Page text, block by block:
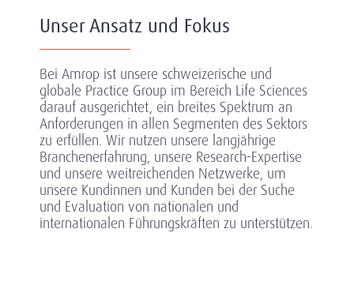
Unser Ansatz und Fokus
Bei Amrop ist unsere schweizerische und
globale Practice Group im Bereich Life Sciences
darauf ausgerichtet, ein breites Spektrum an
Anforderungen in allen Segmenten des Sektors
zu erfüllen. Wir nutzen unsere langjährige
Branchenerfahrung, unsere Research-Expertise
und unsere weitreichenden Netzwerke, um
unsere Kundinnen und Kunden bei der Suche
und Evaluation von nationalen und
internationalen Führungskräften zu unterstützen.